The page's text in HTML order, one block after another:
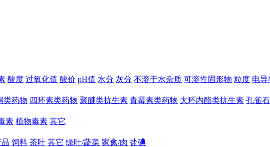
酸度 过氧化值 酸价 pH值 水分 灰分 不溶于水杂质 可溶性固形物 粒度 电导
类药物 四环素类药物 聚醚类抗生素 青霉素类药物 大环内酯类抗生素 孔雀
素 植物毒素 其它
饲料 茶叶 其它 绿叶/蔬菜 家禽/肉 盐碘